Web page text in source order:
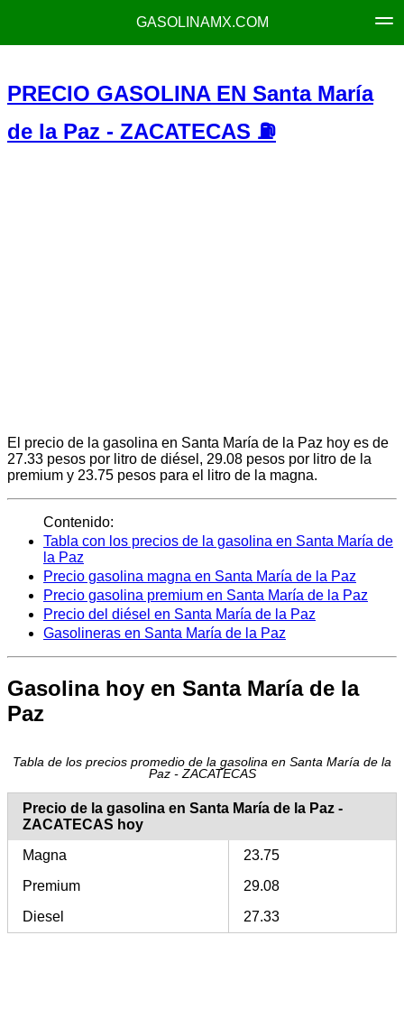
GASOLINAMX.COM
PRECIO GASOLINA EN Santa María
de la Paz - ZACATECAS ⛽
El precio de la gasolina en Santa María de la Paz hoy es de
27.33 pesos por litro de diésel, 29.08 pesos por litro de la
premium y 23.75 pesos para el litro de la magna.
Contenido:
Tabla con los precios de la gasolina en Santa María de
la Paz
Precio gasolina magna en Santa María de la Paz
Precio gasolina premium en Santa María de la Paz
Precio del diésel en Santa María de la Paz
Gasolineras en Santa María de la Paz
Gasolina hoy en Santa María de la
Paz
Tabla de los precios promedio de la gasolina en Santa María de la
Paz - ZACATECAS
Precio de la gasolina en Santa María de la Paz -
ZACATECAS hoy
Magna
23.75
Premium
29.08
Diesel
27.33